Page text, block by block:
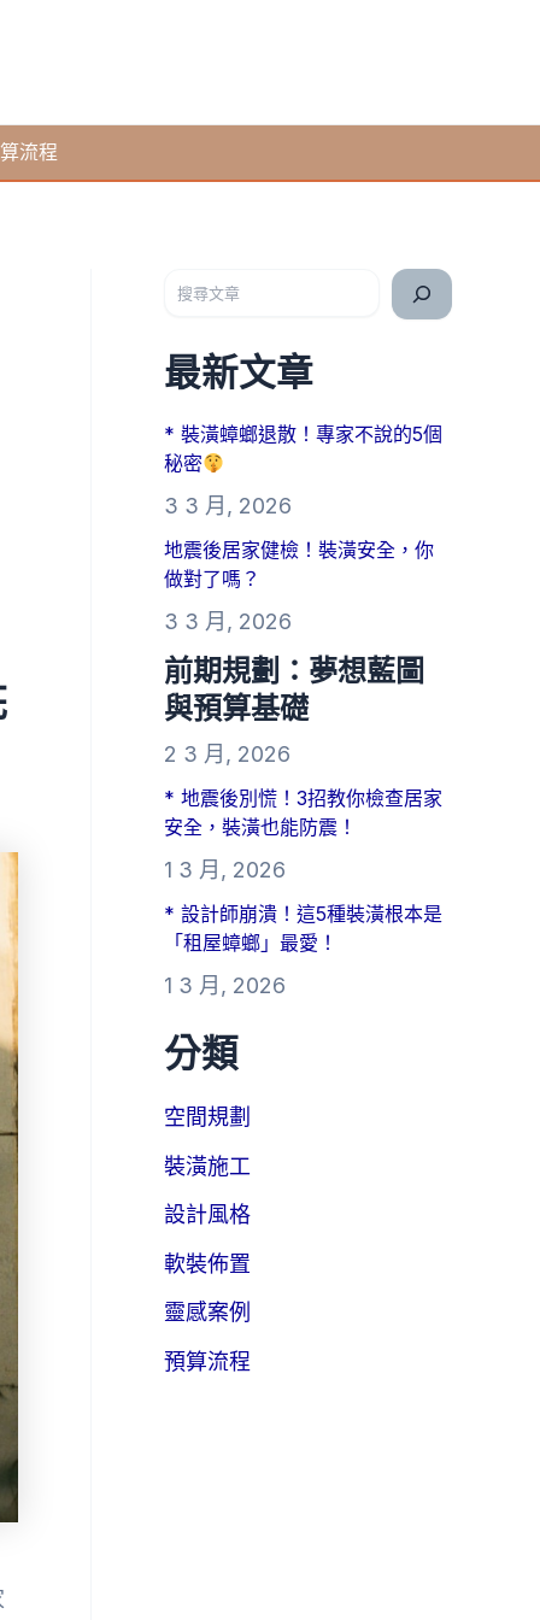
流程
最新文章
* 裝潢蟑螂退散！專家不說的5個
秘密
3 3 月, 2026
地震後居家健檢！裝潢安全，你
做對了嗎？
3 3 月, 2026
前期規劃：夢想藍圖
與預算基礎
2 3 月, 2026
* 地震後別慌！3招教你檢查居家
安全，裝潢也能防震！
1 3 月, 2026
* 設計師崩潰！這5種裝潢根本是
「租屋蟑螂」最愛！
1 3 月, 2026
分類
空間規劃
裝潢施工
設計風格
軟裝佈置
靈感案例
預算流程